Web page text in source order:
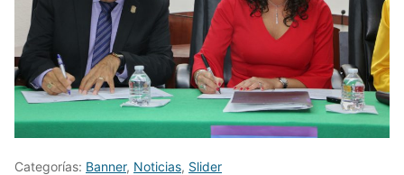
Categorías: Banner, Noticias, Slider